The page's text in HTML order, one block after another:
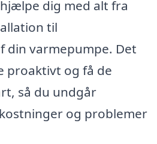
dig med alt fra
til
din varmepumpe. Det
proaktivt og få de
så du undgår
og problemer